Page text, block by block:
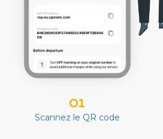
01
Scannez le QR code